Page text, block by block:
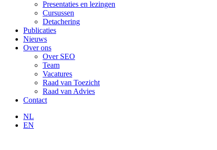
Presentaties en lezingen
Cursussen
Detachering
Publicaties
Nieuws
Over ons
Over SEO
Team
Vacatures
Raad van Toezicht
Raad van Advies
Contact
NL
EN